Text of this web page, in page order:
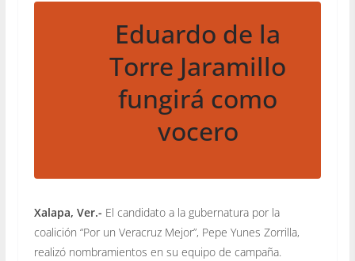
Eduardo de la
Torre Jaramillo
fungirá como
vocero
Xalapa, Ver.- El candidato a la gubernatura por la
coalición “Por un Veracruz Mejor”, Pepe Yunes Zorrilla,
realizó nombramientos en su equipo de campaña.